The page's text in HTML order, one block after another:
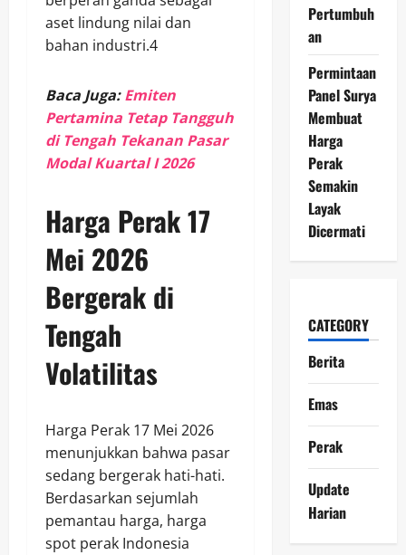
aset lindung nilai dan
bahan industri.4
Baca Juga:Emiten
Pertamina Tetap Tangguh
di Tengah Tekanan Pasar
Modal Kuartal I 2026
Harga Perak 17
Mei 2026
Bergerak di
Tengah
Volatilitas
Harga Perak 17 Mei 2026
menunjukkan bahwa pasar
sedang bergerak hati-hati.
Berdasarkan sejumlah
pemantau harga, harga
spot perak Indonesia
Pertumbuh
an
Permintaan
Panel Surya
Membuat
Harga
Perak
Semakin
Layak
Dicermati
CATEGORY
Berita
Emas
Perak
Update
Harian